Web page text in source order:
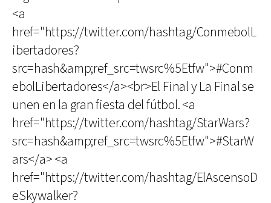
<a
href="https://twitter.com/hashtag/ConmebolL
ibertadores?
src=hash&amp;ref_src=twsrc%5Etfw">#Conm
ebolLibertadores</a><br>El Final y La Final se
unen en la gran fiesta del fútbol. <a
href="https://twitter.com/hashtag/StarWars?
src=hash&amp;ref_src=twsrc%5Etfw">#StarW
ars</a> <a
href="https://twitter.com/hashtag/ElAscensoD
eSkywalker?